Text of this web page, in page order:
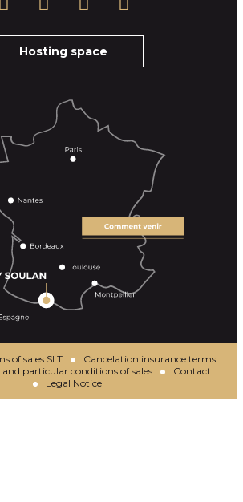
Hosting space
of sales SLT
Cancelation insurance terms
and particular conditions of sales
Contact
Legal Notice